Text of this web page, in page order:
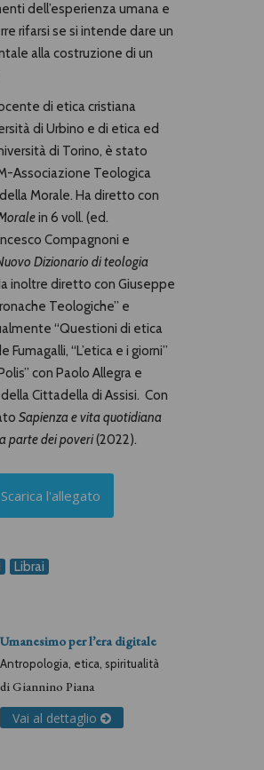
dell’esperienza umana e
rifarsi se si intende dare un
alla costruzione di un
di etica cristiana
di Urbino e di etica ed
di Torino, è stato
Associazione Teologica
Morale. Ha diretto con
in 6 voll. (ed.
Compagnoni e
Dizionario di teologia
inoltre diretto con Giuseppe
Teologiche” e
“Questioni di etica
“L’etica e i giorni”
con Paolo Allegra e
Cittadella di Assisi. Con
Sapienza e vita quotidiana
parte dei poveri(2022).
Scarica l'allegato
Librai
Umanesimo per l’era digitale
Antropologia, etica, spiritualità
diGiannino Piana
Vai al dettaglio